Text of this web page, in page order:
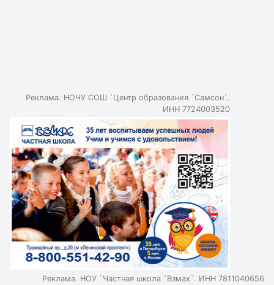
Реклама. НОЧУ СОШ `Центр образования `Самсон`.
ИНН 7724003520
Реклама. НОУ `Частная школа `Взмах`. ИНН 7811040656